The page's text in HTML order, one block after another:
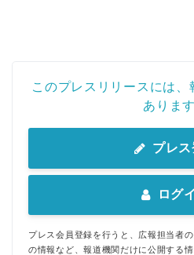
このプレスリリースには
あります
プレ
ログ
プレス会員登録を行うと、広報担当者
の情報など、報道機関だけに公開する